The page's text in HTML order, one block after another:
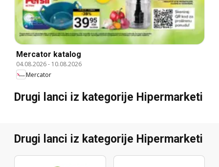
Mercator katalog
04.08.2026- 10.08.2026
Mercator
Drugi lanci iz kategorije Hipermarketi
Drugi lanci iz kategorije Hipermarketi